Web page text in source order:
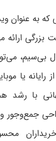
به عنوان
بزرگی ارائه
بی‌سیم،
رایانه یا
با رشد
جمع‌وجور و
خریداران